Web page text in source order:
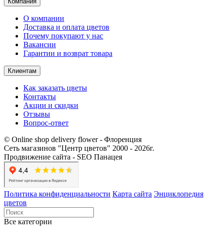
О компании
Доставка и оплата цветов
Почему покупают у нас
Вакансии
Гарантии и возврат товара
Клиентам
Как заказать цветы
Контакты​
Акции и скидки
Отзывы
Вопрос-ответ
© Online shop delivery flower - Флоренция
Сеть магазинов "Центр цветов" 2000 ‐ 2026г.
Продвижение сайта - SEO Панацея
Политика конфиденциальности Карта сайта Энциклопедия
цветов
Все категории